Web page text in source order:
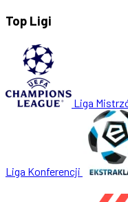
Top Ligi
Liga
Liga Konferencji